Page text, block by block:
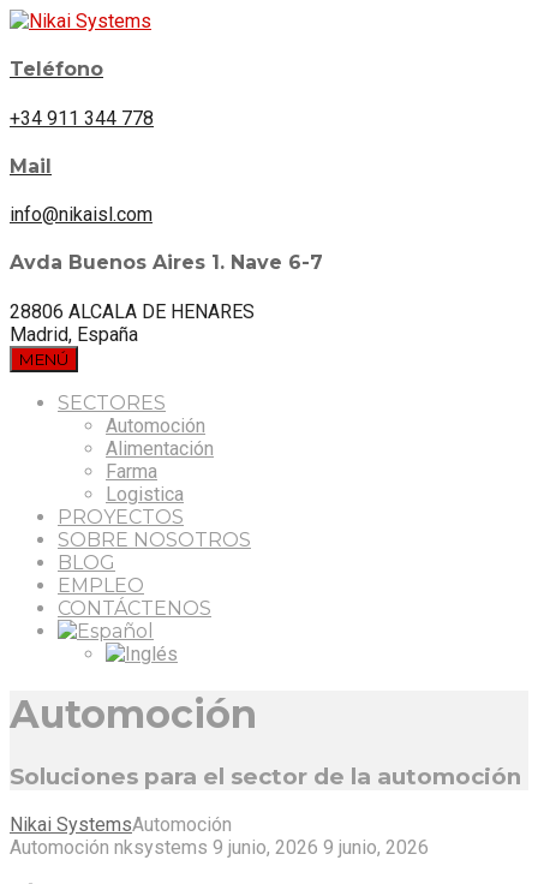
Teléfono
+34 911 344 778
Mail
info@nikaisl.com
Avda Buenos Aires 1. Nave 6-7
28806 ALCALA DE HENARES
Madrid, España
MENÚ
SECTORES
Automoción
Alimentación
Farma
Logistica
PROYECTOS
SOBRE NOSOTROS
BLOG
EMPLEO
CONTÁCTENOS
Automoción
Soluciones para el sector de la automoción
Nikai SystemsAutomoción
Automoción nksystems 9 junio, 2026 9 junio, 2026